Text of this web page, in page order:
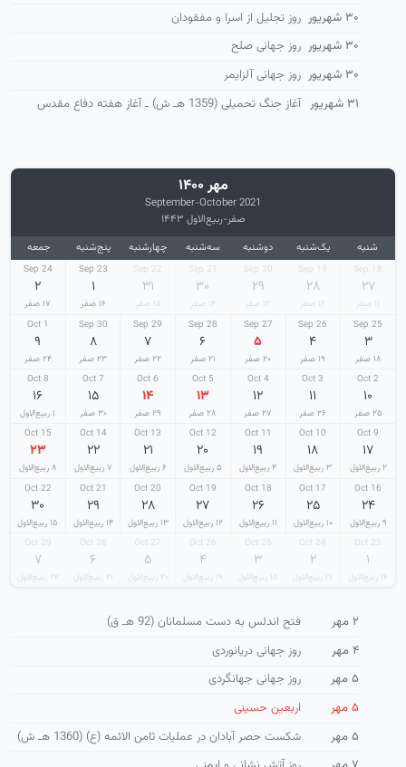
۳۰ شهریور
روز تجلیل از اسرا و مفقودان
۳۰ شهریور
روز جهانی صلح
۳۰ شهریور
روز جهانی آلزایمر
۳۱ شهریور
آغاز جنگ تحمیلی (1359 هـ ش) ـ آغاز هفته دفاع مقدس
مهر ۱۴۰۰
September-October 2021
صفر-ربیع‌الاول ۱۴۴۳
شنبه یک‌شنبه دوشنبه سه‌شنبه چهارشنبه پنج‌شنبه جمعه
18 Sep
۲۷
19 Sep
۲۸
۱۲ صفر
20 Sep
۲۹
۱۳ صفر
21 Sep
۳۰
۱۴ صفر
22 Sep
۳۱
۱۵ صفر
23 Sep
۱
۱۶ صفر
24 Sep
۲
۱۷ صفر
25 Sep
۳
۱۸ صفر
26 Sep
۴
۱۹ صفر
27 Sep
۵
۲۰ صفر
28 Sep
۶
۲۱ صفر
29 Sep
۷
۲۲ صفر
30 Sep
۸
۲۳ صفر
1 Oct
۹
۲۴ صفر
2 Oct
۱۰
۲۵ صفر
3 Oct
۱۱
۲۶ صفر
4 Oct
۱۲
۲۷ صفر
5 Oct
۱۳
۲۸ صفر
6 Oct
۱۴
۲۹ صفر
7 Oct
۱۵
۳۰ صفر
8 Oct
۱۶
۱ ربیع‌الاول
9 Oct
۱۷
۲ ربیع‌الاول
10 Oct
۱۸
۳ ربیع‌الاول
11 Oct
۱۹
۴ ربیع‌الاول
12 Oct
۲۰
۵ ربیع‌الاول
13 Oct
۲۱
۶ ربیع‌الاول
14 Oct
۲۲
۷ ربیع‌الاول
15 Oct
۲۳
۸ ربیع‌الاول
16 Oct
۲۴
۹ ربیع‌الاول
17 Oct
۲۵
۱۰ ربیع‌الاول
18 Oct
۲۶
۱۱ ربیع‌الاول
19 Oct
۲۷
۱۲ ربیع‌الاول
20 Oct
۲۸
۱۳ ربیع‌الاول
21 Oct
۲۹
۱۴ ربیع‌الاول
22 Oct
۳۰
۱۵ ربیع‌الاول
23 Oct
۱
۱۶ ربیع‌الاول
24 Oct
۲
۱۷ ربیع‌الاول
25 Oct
۳
۱۸ ربیع‌الاول
26 Oct
۴
۱۹ ربیع‌الاول
27 Oct
۵
۲۰ ربیع‌الاول
28 Oct
۶
۲۱ ربیع‌الاول
29 Oct
۷
۲۲ ربیع‌الاول
۲ مهر
فتح اندلس به دست مسلمانان (92 هـ ق)
۴ مهر
روز جهانی دریانوردی
۵ مهر
روز جهانی جهانگردی
۵ مهر
اربعین حسینی
۵ مهر
شكست حصر آبادان در عملیات ثامن الائمه (ع) (1360 هـ ش)